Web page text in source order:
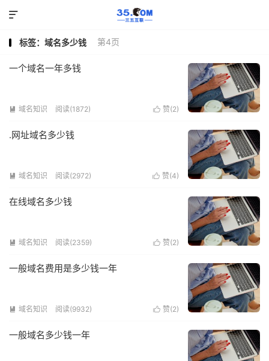

标签：域名多少钱 第4页
一个域名一年多钱
 域名知识 阅读(1872)  赞(2)
.网址域名多少钱
 域名知识 阅读(2972)  赞(4)
在线域名多少钱
 域名知识 阅读(2359)  赞(2)
一般域名费用是多少钱一年
 域名知识 阅读(9932)  赞(2)
一般域名多少钱一年